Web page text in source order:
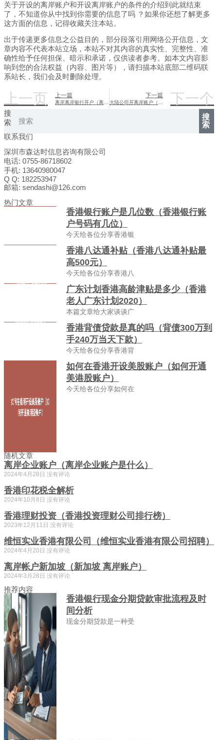
关于开设的离岸账户和开设离岸账户的条件的介绍到此就结束
了，不知道你从中找到你需要的信息了吗 ？如果你还想了解更多
这方面的信息，记得收藏关注本站。
出于传递更多信息之公益目的，部分段落引用网络公开信息，文
章内容不代表本站立场，本站不对其内容的真实性、完整性、准
确性给予任何担保、暗示和承诺，仅供读者参考。如本文内容影
响到您的合法权益（内容、图片等），请扫描本站底部二维码联
系站长，我们会及时删除处理。
上一页 上一篇 下一篇 下一个
搜
索
搜
索
联系我们
深圳市森达时信息咨询有限公司
电话: 0755-86718602
手机: 13640980047
Q Q: 182253947
邮箱: sendashi@126.com
热门文章
香港银行账户是几位数（香港银行账
户号码有几位）
今天给各位分享香港银
香港八达通补贴（香港八达通补贴最
高500元）
今天给各位分享香港八
广东计划香港高龄津贴是多少（香港
老人广东计划2020）
本篇文章给大家谈谈广
香港背债贷款是真的吗（背债300万到
手240万当天下款）
今天给各位分享香港背
如何在香港开设美股账户（如何开通
美港股账户）
今天给各位分享如何在
随机文章
离岸企业账户（离岸企业账户是什么）
2024年4月28日 没有评论
香港印花税全解析
2024年10月8日 没有评论
香港理财投资（香港投资理财公司排行榜）
2023年12月11日 没有评论
维恒实业香港有限公司（维恒实业香港有限公司招聘）
2024年4月20日 没有评论
离岸帐户新加坡（新加坡 离岸账户）
2024年3月28日 没有评论
推荐内容
香港银行现金分期贷款审批流程及时
间分析
现金分期贷款是一种受